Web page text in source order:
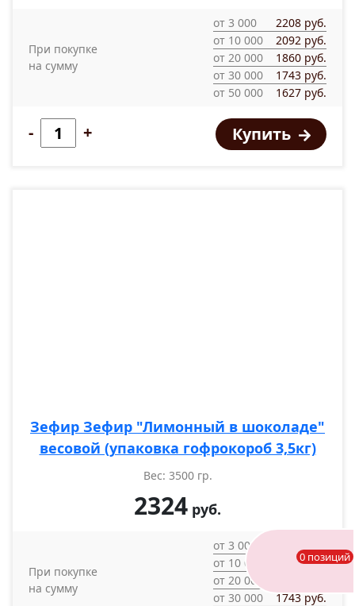
0 позиций
При покупке
на сумму
от 3 000
2208 руб.
от 10 000
2092 руб.
от 20 000
1860 руб.
от 30 000
1743 руб.
от 50 000
1627 руб.
- + Купить
Зефир Зефир "Лимонный в шоколаде"
весовой (упаковка гофрокороб 3,5кг)
Вес: 3500 гр.
2324 руб.
При покупке
на сумму
от 3 000
от 10 000
2092 руб.
от 20 000
от 30 000
1743 руб.